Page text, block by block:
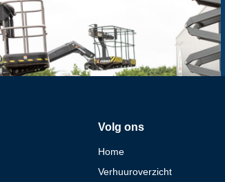
Volg ons
Home
Verhuuroverzicht